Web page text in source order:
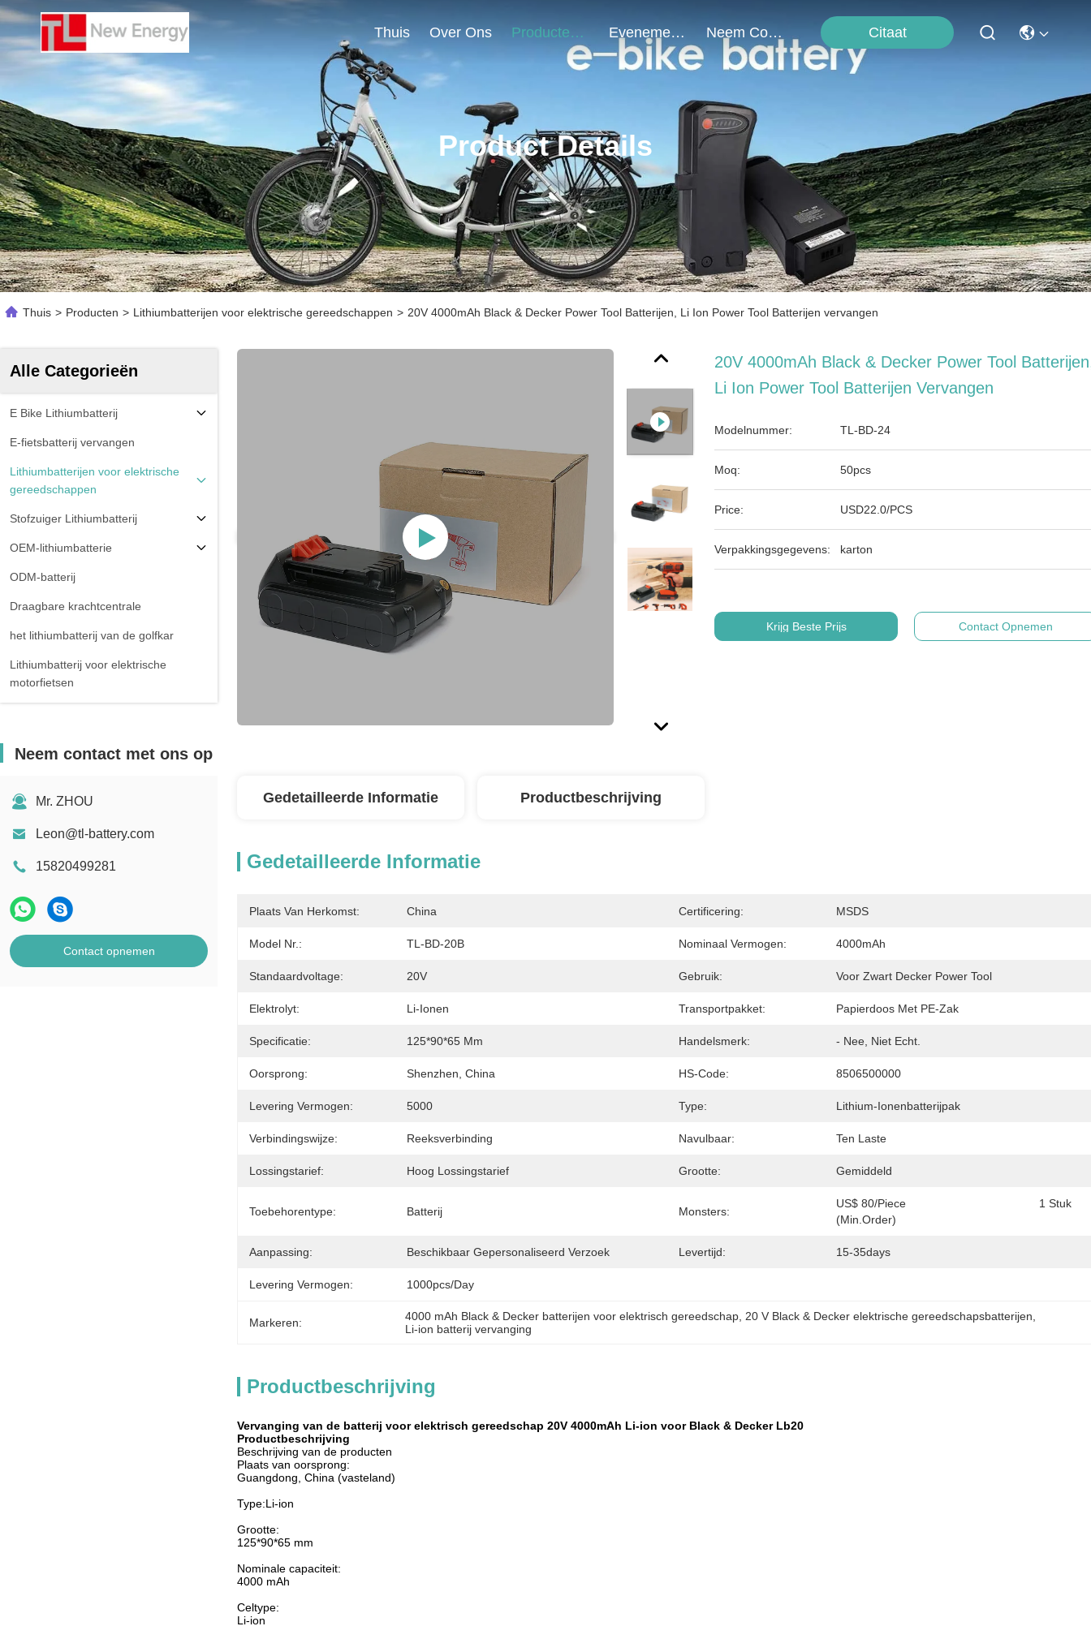
Thuis Over Ons Producten Evenementen Neem Contact Met Ons Op Citaat
Product Details
Thuis > Producten > Lithiumbatterijen voor elektrische gereedschappen > 20V 4000mAh Black & Decker Power Tool Batterijen, Li Ion Power Tool Batterijen vervangen
Alle Categorieën
E Bike Lithiumbatterij
E-fietsbatterij vervangen
Lithiumbatterijen voor elektrische
gereedschappen
Stofzuiger Lithiumbatterij
OEM-lithiumbatterie
ODM-batterij
Draagbare krachtcentrale
het lithiumbatterij van de golfkar
Lithiumbatterij voor elektrische
motorfietsen
Neem contact met ons op
Mr. ZHOU
Leon@tl-battery.com
15820499281
Contact opnemen
20V 4000mAh Black & Decker Power Tool
Li Ion Power Tool Batterijen Vervangen
Modelnummer: TL-BD-24
Moq: 50pcs
Price: USD22.0/PCS
Verpakkingsgegevens: karton
Krijg Beste Prijs Contact Opnemen
Gedetailleerde Informatie Productbeschrijving
Gedetailleerde Informatie
Plaats Van Herkomst: China Certificering: MSDS
Model Nr.: TL-BD-20B Nominaal Vermogen: 4000mAh
Standaardvoltage: 20V Gebruik: Voor Zwart Decker Power Tool
Elektrolyt: Li-Ionen Transportpakket: Papierdoos Met PE-Zak
Specificatie: 125*90*65 Mm Handelsmerk: - Nee, Niet Echt.
Oorsprong: Shenzhen, China HS-Code: 8506500000
Levering Vermogen: 5000 Type: Lithium-Ionenbatterijpak
Verbindingswijze: Reeksverbinding Navulbaar: Ten Laste
Lossingstarief: Hoog Lossingstarief Grootte: Gemiddeld
Toebehorentype: Batterij Monsters:
US$ 80/Piece                                         1 Stuk
(Min.Order)
Aanpassing: Beschikbaar Gepersonaliseerd Verzoek Levertijd: 15-35days
Levering Vermogen: 1000pcs/day
Markeren: 4000 mAh Black & Decker batterijen voor elektrisch gereedschap 20 V Black & Decker elektrische gereedschapsbatterijen
Li-ion batterij vervanging
Productbeschrijving
Vervanging van de batterij voor elektrisch gereedschap 20V 4000mAh Li-ion voor Black & Decker Lb20
Productbeschrijving
Beschrijving van de producten
Plaats van oorsprong:
Guangdong, China (vasteland)
Type:Li-ion
Grootte:
125*90*65 mm
Nominale capaciteit:
4000 mAh
Celtype:
Li-ion